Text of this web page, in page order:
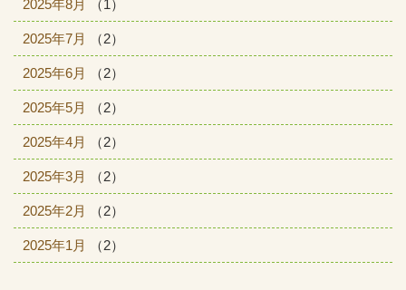
2025年8月 （1）
2025年7月 （2）
2025年6月 （2）
2025年5月 （2）
2025年4月 （2）
2025年3月 （2）
2025年2月 （2）
2025年1月 （2）